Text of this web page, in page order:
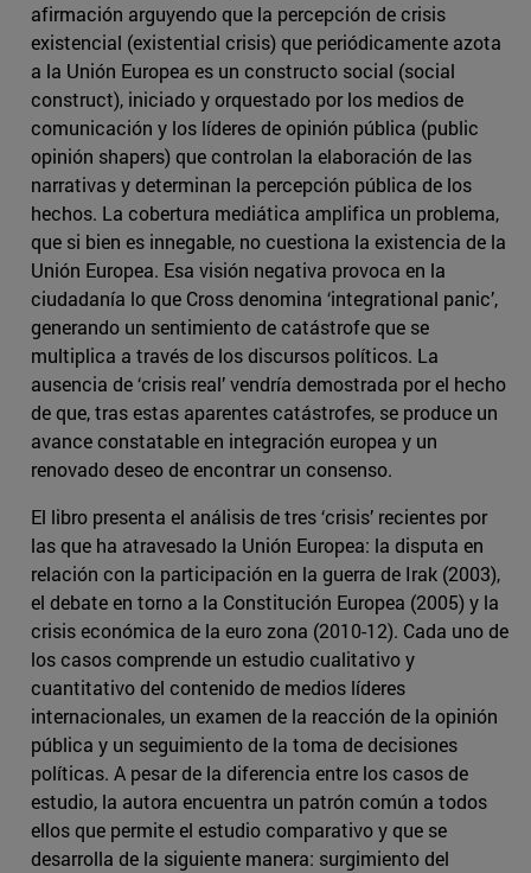
afirmación arguyendo que la percepción de crisis
existencial (existential crisis) que periódicamente azota
a la Unión Europea es un constructo social (social
construct), iniciado y orquestado por los medios de
comunicación y los líderes de opinión pública (public
opinión shapers) que controlan la elaboración de las
narrativas y determinan la percepción pública de los
hechos. La cobertura mediática amplifica un problema,
que si bien es innegable, no cuestiona la existencia de la
Unión Europea. Esa visión negativa provoca en la
ciudadanía lo que Cross denomina ‘integrational panic’,
generando un sentimiento de catástrofe que se
multiplica a través de los discursos políticos. La
ausencia de ‘crisis real’ vendría demostrada por el hecho
de que, tras estas aparentes catástrofes, se produce un
avance constatable en integración europea y un
renovado deseo de encontrar un consenso.
El libro presenta el análisis de tres ‘crisis’ recientes por
las que ha atravesado la Unión Europea: la disputa en
relación con la participación en la guerra de Irak (2003),
el debate en torno a la Constitución Europea (2005) y la
crisis económica de la euro zona (2010-12). Cada uno de
los casos comprende un estudio cualitativo y
cuantitativo del contenido de medios líderes
internacionales, un examen de la reacción de la opinión
pública y un seguimiento de la toma de decisiones
políticas. A pesar de la diferencia entre los casos de
estudio, la autora encuentra un patrón común a todos
ellos que permite el estudio comparativo y que se
desarrolla de la siguiente manera: surgimiento del